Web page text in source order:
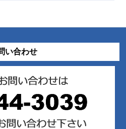
い合わせ